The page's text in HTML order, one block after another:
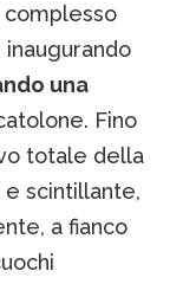
una
Fino
totale della
e scintillante,
a fianco